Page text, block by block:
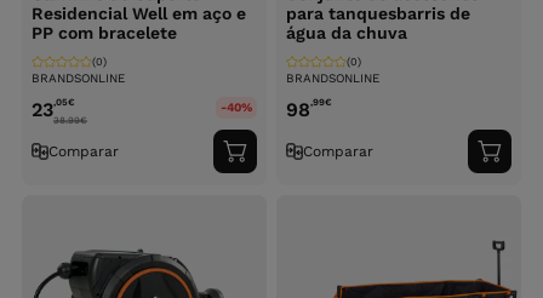
Residencial Well em aço e
PP com bracelete
BRANDSONLINE
(0)
23,05€
38.99€
-40%
Comparar
Adicionar
ao
para tanquesbarris de
água da chuva
BRANDSONLINE
(0)
98,99€
Comparar
ao